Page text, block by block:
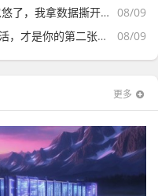
08/09
我拿数据撕开遮羞布
08/09
是你的第二张身份证
更多